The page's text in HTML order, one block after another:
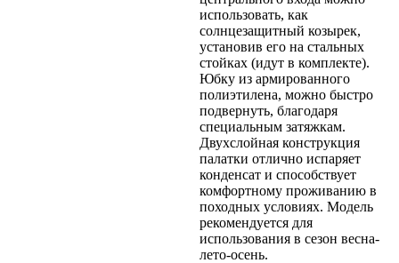
использовать, как
солнцезащитный козырек,
установив его на стальных
стойках (идут в комплекте).
Юбку из армированного
полиэтилена, можно быстро
подвернуть, благодаря
специальным затяжкам.
Двухслойная конструкция
палатки отлично испаряет
конденсат и способствует
комфортному проживанию в
походных условиях. Модель
рекомендуется для
использования в сезон весна-
лето-осень.